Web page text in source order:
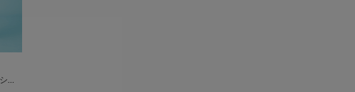
キッズフード総柄Tシャツ